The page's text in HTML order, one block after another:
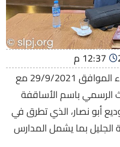
12:37 م
اجتمعت العائلة الإكليريكية يوم الأربعاء الموافق 29/9/2021 مع
الرسمي باسم الأساقفة
أبو نصار، الذي تطرق في
بما يشمل المدارس